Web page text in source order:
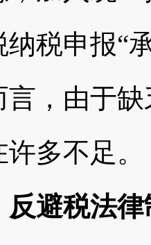
税申报“
言，由于
多不足。
反避税法